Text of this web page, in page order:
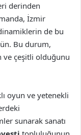
derinden
İzmir
de bu
Bu durum,
ve çeşitli olduğunu
oyun ve yetenekli
sunarak sanatı